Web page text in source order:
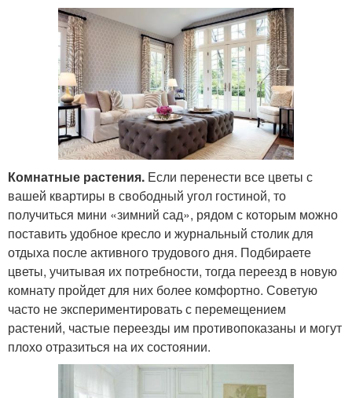
Комнатные растения. Если перенести все цветы с
вашей квартиры в свободный угол гостиной, то
получиться мини «зимний сад», рядом с которым можно
поставить удобное кресло и журнальный столик для
отдыха после активного трудового дня. Подбираете
цветы, учитывая их потребности, тогда переезд в новую
комнату пройдет для них более комфортно. Советую
часто не экспериментировать с перемещением
растений, частые переезды им противопоказаны и могут
плохо отразиться на их состоянии.